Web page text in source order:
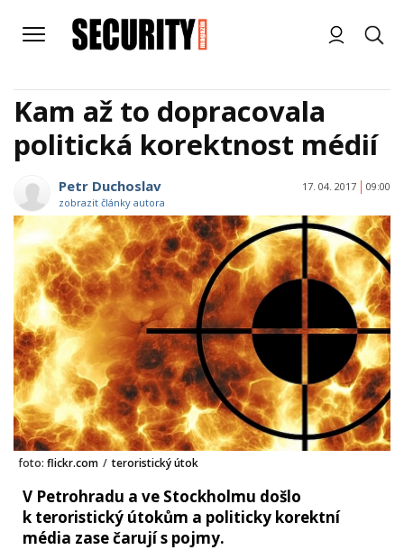
Kam až to dopracovala
politická korektnost médií
Petr Duchoslav
zobrazit články autora
17. 04. 2017 09:00
foto: flickr.com / teroristický útok
V Petrohradu a ve Stockholmu došlo
k teroristický útokům a politicky korektní
média zase čarují s pojmy.